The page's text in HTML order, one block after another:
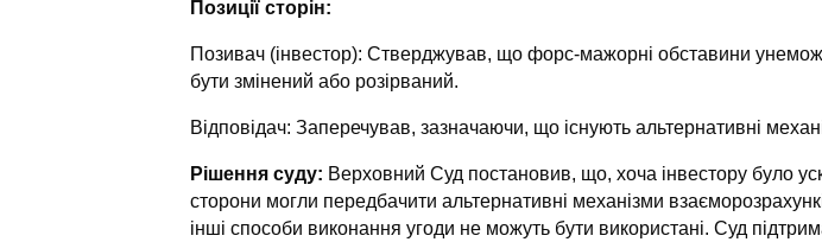
Позиції сторін:
Позивач (інвестор): Стверджував, що форс-мажорні обставини
бути змінений або розірваний.
Відповідач: Заперечував, зазначаючи, що існують альтернативні
Рішення суду: Верховний Суд постановив, що, хоча інвестору було
сторони могли передбачити альтернативні механізми
інші способи виконання угоди не можуть бути використані. Суд